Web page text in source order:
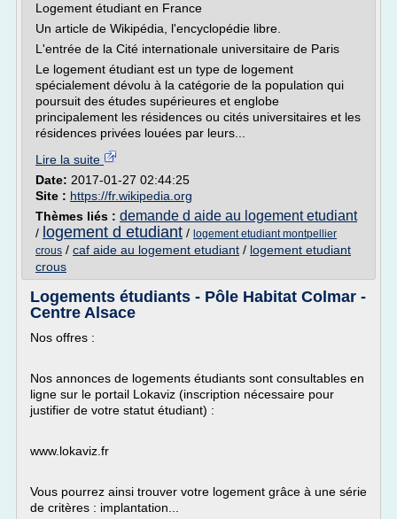
Logement étudiant en France
Un article de Wikipédia, l'encyclopédie libre.
L'entrée de la Cité internationale universitaire de Paris
Le logement étudiant est un type de logement
spécialement dévolu à la catégorie de la population qui
poursuit des études supérieures et englobe
principalement les résidences ou cités universitaires et les
résidences privées louées par leurs...
Lire la suite
Date: 2017-01-27 02:44:25
Site : https://fr.wikipedia.org
Thèmes liés : demande d aide au logement etudiant
/ logement d etudiant / logement etudiant montpellier
crous / caf aide au logement etudiant / logement etudiant
crous
Logements étudiants - Pôle Habitat Colmar -
Centre Alsace
Nos offres :
Nos annonces de logements étudiants sont consultables en
ligne sur le portail Lokaviz (inscription nécessaire pour
justifier de votre statut étudiant) :
www.lokaviz.fr
Vous pourrez ainsi trouver votre logement grâce à une série
de critères : implantation...